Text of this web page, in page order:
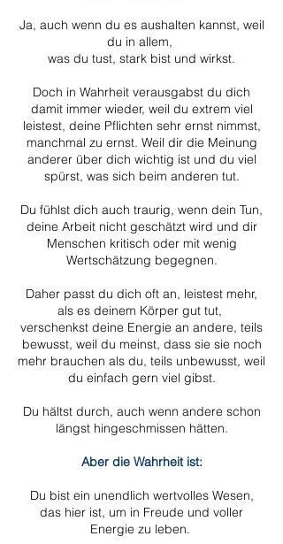
Ja, auch wenn du es aushalten kannst, weil
du in allem,
was du tust, stark bist und wirkst.
Doch in Wahrheit verausgabst du dich
damit immer wieder, weil du extrem viel
leistest, deine Pflichten sehr ernst nimmst,
manchmal zu ernst. Weil dir die Meinung
anderer über dich wichtig ist und du viel
spürst, was sich beim anderen tut.
Du fühlst dich auch traurig, wenn dein Tun,
deine Arbeit nicht geschätzt wird und dir
Menschen kritisch oder mit wenig
Wertschätzung begegnen.
Daher passt du dich oft an, leistest mehr,
als es deinem Körper gut tut,
verschenkst deine Energie an andere, teils
bewusst, weil du meinst, dass sie sie noch
mehr brauchen als du, teils unbewusst, weil
du einfach gern viel gibst.
Du hältst durch, auch wenn andere schon
längst hingeschmissen hätten.
Aber die Wahrheit ist:
Du bist ein unendlich wertvolles Wesen,
das hier ist, um in Freude und voller
Energie zu leben.